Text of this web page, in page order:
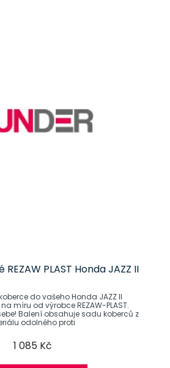
PLAST Honda JAZZ II
do vašeho Honda JAZZ II
míru od výrobce REZAW-PLAST.
Balení obsahuje sadu koberců z
odolného proti
1 085 Kč